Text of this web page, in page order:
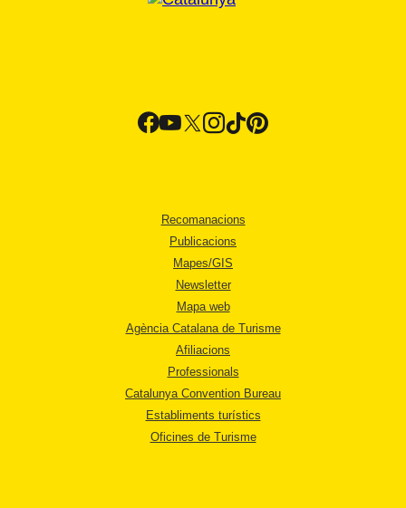
Recomanacions
Publicacions
Mapes/GIS
Newsletter
Mapa web
Agència Catalana de Turisme
Afiliacions
Professionals
Catalunya Convention Bureau
Establiments turístics
Oficines de Turisme